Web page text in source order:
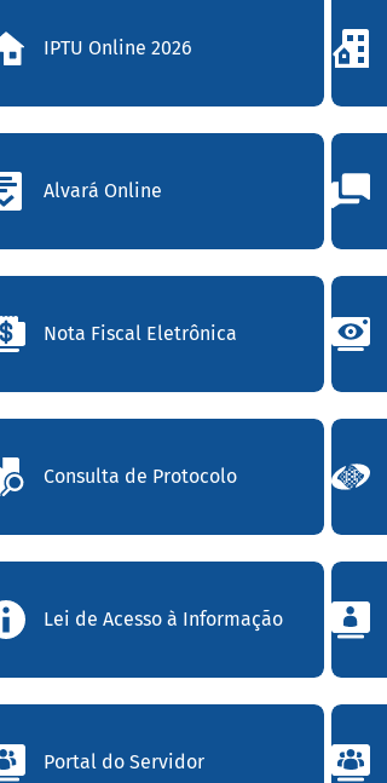
IPTU Online 2026
Alvará Online
Nota Fiscal Eletrônica
Consulta de Protocolo
Lei de Acesso à Informação
Portal do Servidor